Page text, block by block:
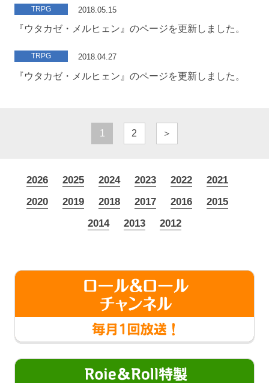
TRPG 2018.05.15
『ウタカゼ・メルヒェン』のページを更新しました。
TRPG 2018.04.27
『ウタカゼ・メルヒェン』のページを更新しました。
1 2 ＞
2026 2025 2024 2023 2022
2021
2020
2019 2018 2017 2016
2015
2014
2013 2012